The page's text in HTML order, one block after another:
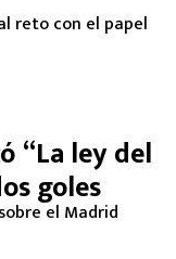
reto con el papel
“La ley del
goles
el Madrid